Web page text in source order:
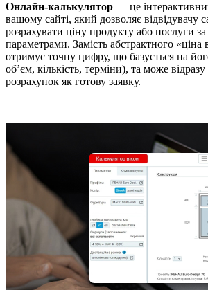
Онлайн-калькулятор — це
вашому сайті, який дозволяє відвідувачу
розрахувати ціну продукту або послуги
параметрами. Замість абстрактного «ціна
отримує точну цифру, що базується на
об’єм, кількість, терміни), та може
розрахунок як готову заявку.